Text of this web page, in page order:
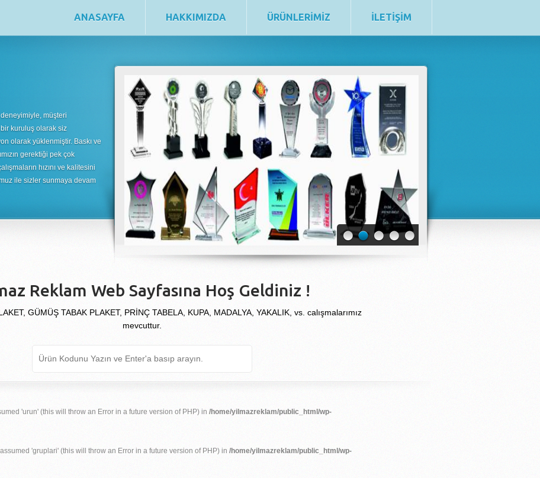
ANASAYFA HAKKIMIZDA ÜRÜNLERİMİZ İLETİŞİM
müşteri
bir kuruluş olarak siz
olarak yüklenmiştir. Baskı ve
gerektiği pek çok
hızını ve kalitesini
ile sizler sunmaya devam
Reklam Web Sayfasına Hoş Geldiniz !
GÜMÜŞ TABAK PLAKET, PRİNÇ TABELA, KUPA, MADALYA, YAKALIK, vs. calışmalarımız
mevcuttur.
'urun' (this will throw an Error in a future version of PHP) in /home/yilmazreklam/public_html/wp-
'gruplari' (this will throw an Error in a future version of PHP) in /home/yilmazreklam/public_html/wp-